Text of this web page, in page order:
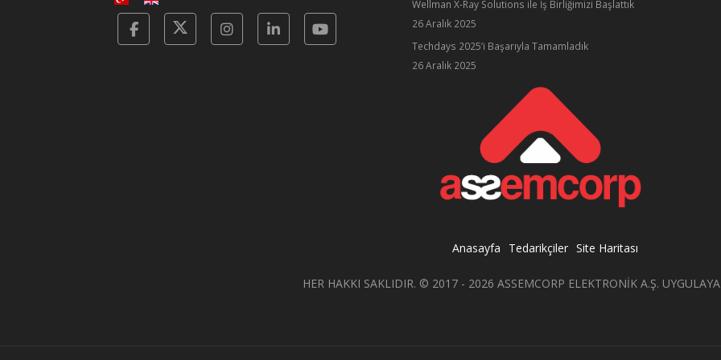
FacebookTwitterInstagramLinkedinYotube
Wellman X-Ray Solutions ile İş Birliğimizi Başlattık
26 Aralık 2025
Techdays 2025’i Başarıyla Tamamladık
26 Aralık 2025
Anasayfa Tedarikçiler Site Haritası
HER HAKKI SAKLIDIR. © 2017 - 2026 ASSEMCORP ELEKTRONİK A.Ş.